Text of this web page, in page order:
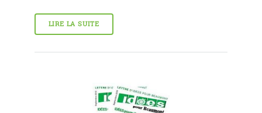
LIRE LA SUITE